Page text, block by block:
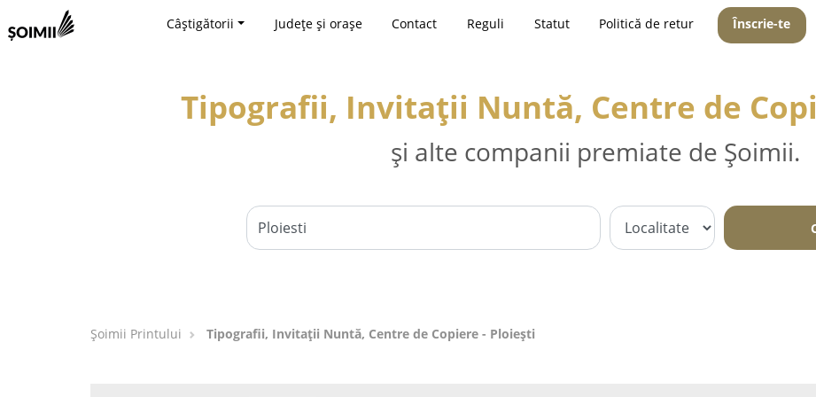
Câștigătorii Județe și orașe Contact Reguli Statut Politică de retur Înscrie-te
Tipografii, Invitații Nuntă, Centre de
și alte companii premiate de Șoimii.
Şoimii Printului Tipografii, Invitații Nuntă, Centre de Copiere - Ploieşti